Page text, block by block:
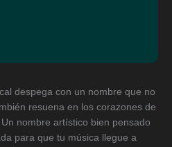
despega con un nombre que no
resuena en los corazones de
nombre artístico bien pensado
para que tu música llegue a